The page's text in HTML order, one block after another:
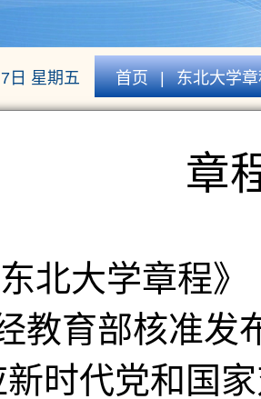
日 星期五 首页 | 东北大学
章
北大学章程
教育部核准发
新时代党和国